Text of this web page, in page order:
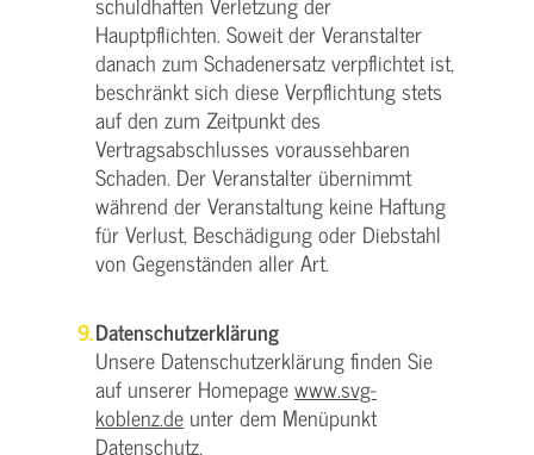
Hauptpflichten. Soweit der Veranstalter
danach zum Schadenersatz verpflichtet ist,
beschränkt sich diese Verpflichtung stets
auf den zum Zeitpunkt des
Vertragsabschlusses voraussehbaren
Schaden. Der Veranstalter übernimmt
während der Veranstaltung keine Haftung
für Verlust, Beschädigung oder Diebstahl
von Gegenständen aller Art.
Datenschutzerklärung
Unsere Datenschutzerklärung finden Sie
auf unserer Homepagewww.svg-
koblenz.de unter dem Menüpunkt
Datenschutz.